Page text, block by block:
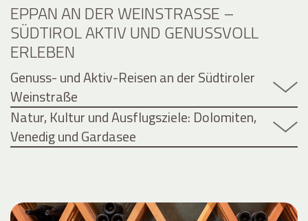
EPPAN AN DER WEINSTRASSE – S
ÜDTIROL AKTIV UND GENUSSVOLL E
RLEBEN
Genuss- und Aktiv-Reisen an der Südtiroler
Weinstraße
Natur, Kultur und Ausflugsziele: Dolomiten,
Venedig und Gardasee